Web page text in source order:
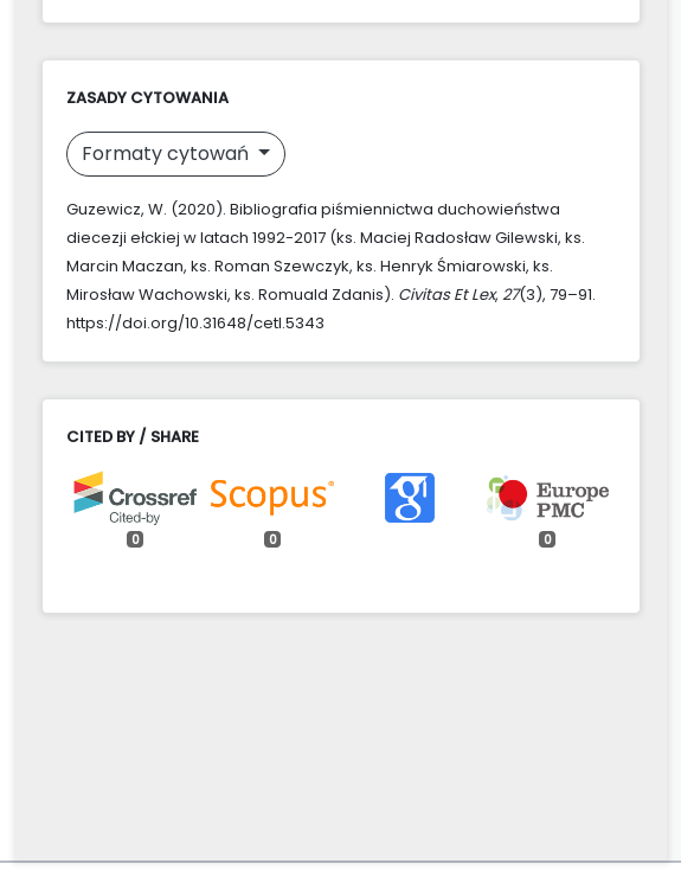
ZASADY CYTOWANIA
Formaty cytowań
Guzewicz, W. (2020). Bibliografia piśmiennictwa duchowieństwa
diecezji ełckiej w latach 1992-2017 (ks. Maciej Radosław Gilewski, ks.
Marcin Maczan, ks. Roman Szewczyk, ks. Henryk Śmiarowski, ks.
Mirosław Wachowski, ks. Romuald Zdanis). Civitas Et Lex, 27(3), 79–91.
https://doi.org/10.31648/cetl.5343
CITED BY / SHARE
0 0 0